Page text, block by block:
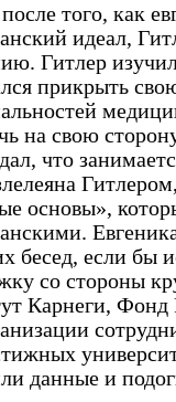
того, как
идеал,
Гитлер
прикрыть
на свою
что
основы»,
бесед, если
со стороны
Карнеги, Фонд
данные и